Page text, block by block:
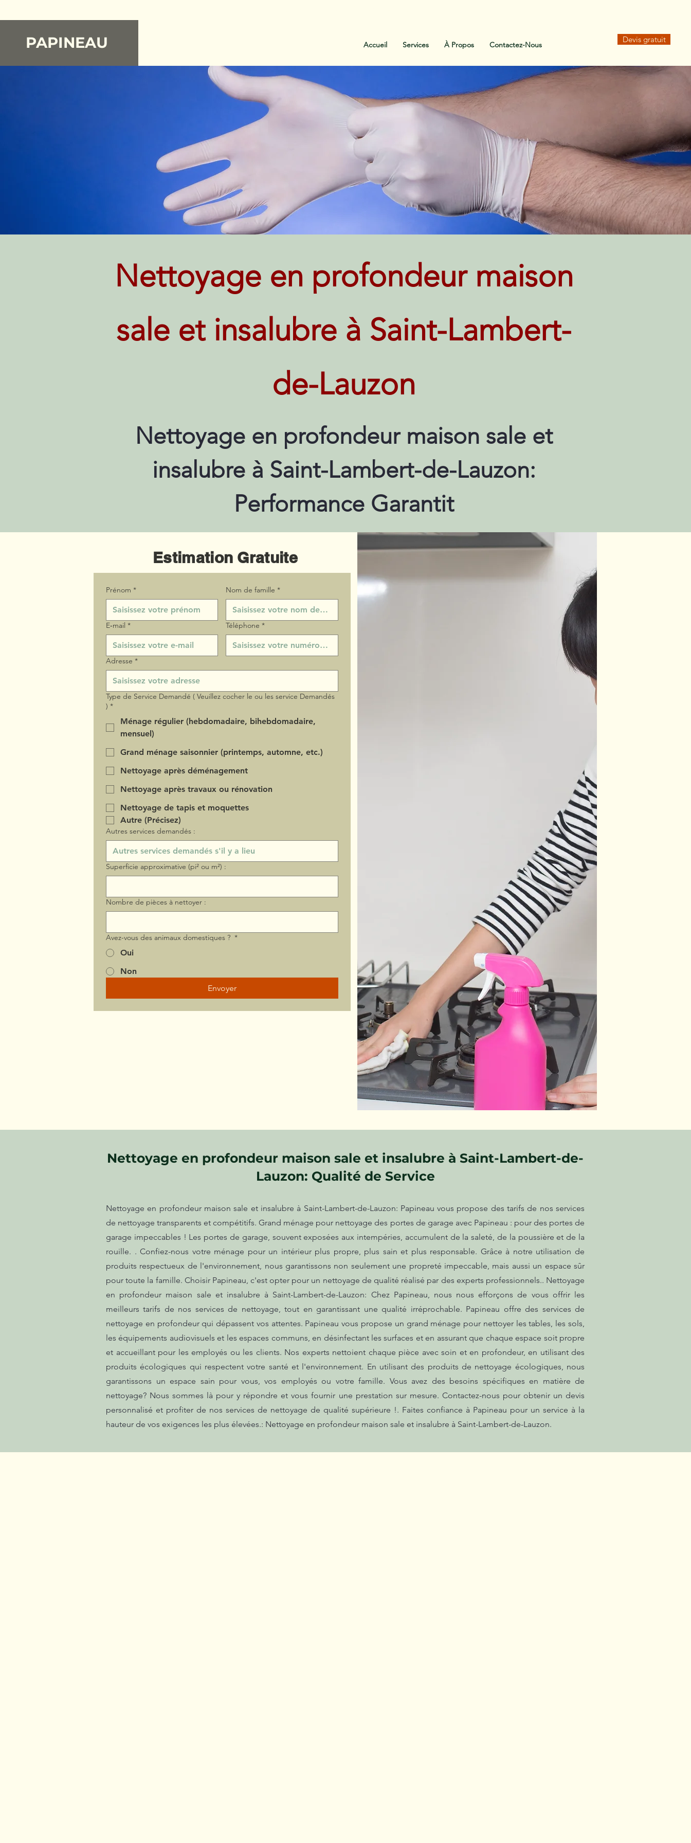
PAPINEAU Accueil Services À Propos Contactez-Nous
Devis gratuit
Nettoyage en profondeur maison
sale et insalubre à Saint-Lambert-
de-Lauzon
Nettoyage en profondeur maison sale et
insalubre à Saint-Lambert-de-Lauzon:
Performance Garantit
Estimation Gratuite
Prénom * Nom de famille *
E‑mail * Téléphone *
Adresse *
Type de Service Demandé ( Veuillez cocher le ou les service Demandés
) *
Ménage régulier (hebdomadaire, bihebdomadaire,
mensuel)
Grand ménage saisonnier (printemps, automne, etc.)
Nettoyage après déménagement
Nettoyage après travaux ou rénovation
Nettoyage de tapis et moquettes
Autre (Précisez)
Autres services demandés :
Superficie approximative (pi² ou m²) :
Nombre de pièces à nettoyer :
Avez-vous des animaux domestiques ? *
Oui
Non
Envoyer
Nettoyage en profondeur maison sale et insalubre à Saint-Lambert-de-
Lauzon: Qualité de Service
Nettoyage en profondeur maison sale et insalubre à Saint-Lambert-de-Lauzon: Papineau vous propose des tarifs de nos services
de nettoyage transparents et compétitifs. Grand ménage pour nettoyage des portes de garage avec Papineau : pour des portes de
garage impeccables ! Les portes de garage, souvent exposées aux intempéries, accumulent de la saleté, de la poussière et de la
rouille. . Confiez-nous votre ménage pour un intérieur plus propre, plus sain et plus responsable. Grâce à notre utilisation de
produits respectueux de l'environnement, nous garantissons non seulement une propreté impeccable, mais aussi un espace sûr
pour toute la famille. Choisir Papineau, c'est opter pour un nettoyage de qualité réalisé par des experts professionnels.. Nettoyage
en profondeur maison sale et insalubre à Saint-Lambert-de-Lauzon: Chez Papineau, nous nous efforçons de vous offrir les
meilleurs tarifs de nos services de nettoyage, tout en garantissant une qualité irréprochable. Papineau offre des services de
nettoyage en profondeur qui dépassent vos attentes. Papineau vous propose un grand ménage pour nettoyer les tables, les sols,
les équipements audiovisuels et les espaces communs, en désinfectant les surfaces et en assurant que chaque espace soit propre
et accueillant pour les employés ou les clients. Nos experts nettoient chaque pièce avec soin et en profondeur, en utilisant des
produits écologiques qui respectent votre santé et l'environnement. En utilisant des produits de nettoyage écologiques, nous
garantissons un espace sain pour vous, vos employés ou votre famille. Vous avez des besoins spécifiques en matière de
nettoyage? Nous sommes là pour y répondre et vous fournir une prestation sur mesure. Contactez-nous pour obtenir un devis
personnalisé et profiter de nos services de nettoyage de qualité supérieure !. Faites confiance à Papineau pour un service à la
hauteur de vos exigences les plus élevées.: Nettoyage en profondeur maison sale et insalubre à Saint-Lambert-de-Lauzon.